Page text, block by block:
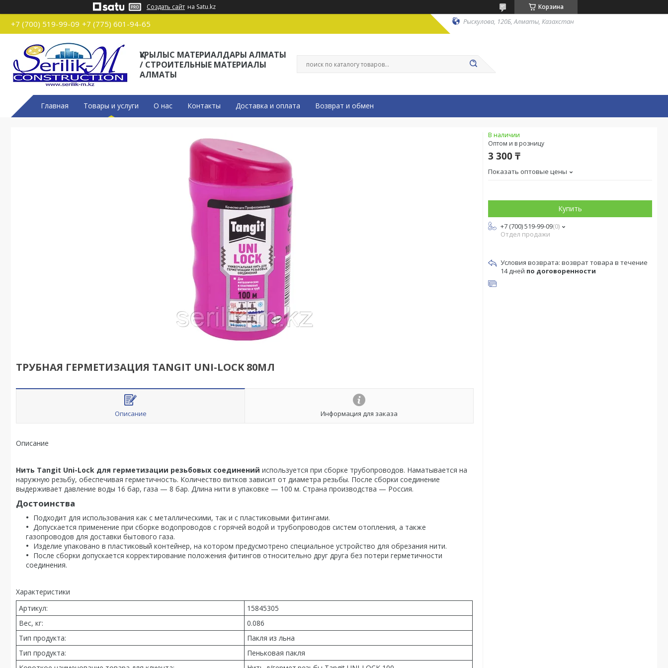
Создать сайт на Satu.kz Корзина
+7 (700) 519-99-09 +7 (775) 601-94-65 Рыскулова, 120Б, Алматы, Казахстан
ҚҰРЫЛЫС МАТЕРИАЛДАРЫ АЛМАТЫ
/ СТРОИТЕЛЬНЫЕ МАТЕРИАЛЫ
АЛМАТЫ
Главная Товары и услуги О нас Контакты Доставка и оплата Возврат и обмен
ТРУБНАЯ ГЕРМЕТИЗАЦИЯ TANGIT UNI-LOCK 80МЛ
Описание Информация для заказа
Описание
Нить Tangit Uni-Lock для герметизации резьбовых соединений используется при сборке трубопроводов. Наматывается на
наружную резьбу, обеспечивая герметичность. Количество витков зависит от диаметра резьбы. После сборки соединение
выдерживает давление воды 16 бар, газа — 8 бар. Длина нити в упаковке — 100 м. Страна производства — Россия.
Достоинства
Подходит для использования как с металлическими, так и с пластиковыми фитингами.
Допускается применение при сборке водопроводов с горячей водой и трубопроводов систем отопления, а также
газопроводов для доставки бытового газа.
Изделие упаковано в пластиковый контейнер, на котором предусмотрено специальное устройство для обрезания нити.
После сборки допускается корректирование положения фитингов относительно друг друга без потери герметичности
соединения.
Характеристики
Артикул:
15845305
Вес, кг:
0.086
Тип продукта:
Пакля из льна
Тип продукта:
Пеньковая пакля
В наличии
Оптом и в розницу
3 300 ₸
Показать оптовые цены
Купить
+7 (700) 519-99-09 0
Отдел продажи
возврат товара в течение
14 дней по договоренности